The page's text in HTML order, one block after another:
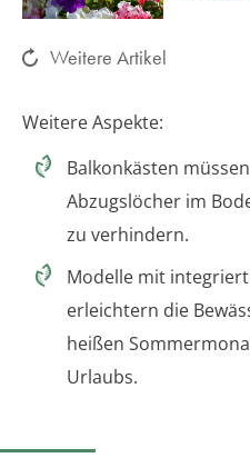
Weitere Artikel
Weitere Aspekte:
Balkonkästen
Abzugslöcher im
zu verhindern.
Modelle mit
erleichtern die
heißen
Urlaubs.